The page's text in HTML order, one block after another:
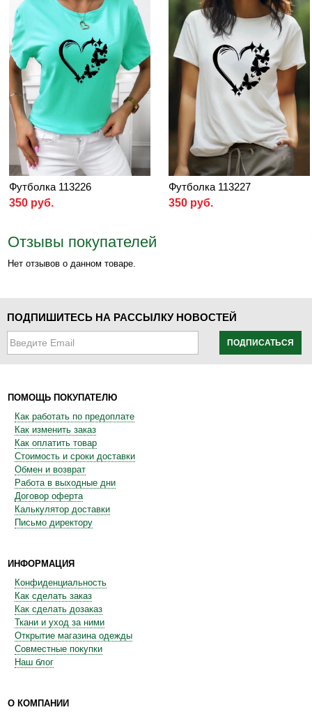
Футболка 113226
350 руб.
Футболка 113227
350 руб.
Отзывы покупателей
Нет отзывов о данном товаре.
ПОДПИШИТЕСЬ НА РАССЫЛКУ НОВОСТЕЙ
ПОДПИСАТЬСЯ
ПОМОЩЬ ПОКУПАТЕЛЮ
Как работать по предоплате
Как изменить заказ
Как оплатить товар
Стоимость и сроки доставки
Обмен и возврат
Работа в выходные дни
Договор оферта
Калькулятор доставки
Письмо директору
ИНФОРМАЦИЯ
Конфиденциальность
Как сделать заказ
Как сделать дозаказ
Ткани и уход за ними
Открытие магазина одежды
Совместные покупки
Наш блог
О КОМПАНИИ